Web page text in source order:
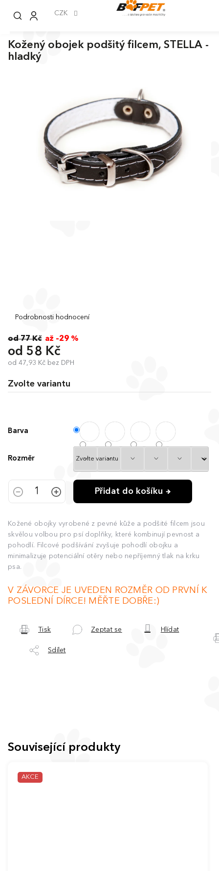
CZK
Kožený obojek podšitý filcem, STELLA -
hladký
Průměrné
produktu
0,0
z
hvězdiček.
Podrobnosti hodnocení
od 77 Kč až –29 %
od 58 Kč
od 47,93 Kč bez DPH
Měrná
Zvolte variantu
Barva
Rozměr
Přidat do košíku
Kožené obojky vyrobené z pevné kůže a podšité filcem jsou
skvělou volbou pro psí doplňky, které kombinují pevnost a
pohodlí. Filcové podšívání zvyšuje pohodlí obojku a
minimalizuje potenciální otěry nebo nepříjemný tlak na krku
psa.
V ZÁVORCE JE UVEDEN ROZMĚR OD PRVNÍ K
POSLEDNÍ DÍRCE! MĚŘTE DOBŘE:)
Tisk Zeptat se Hlídat
Sdílet
Související produkty
AKCE